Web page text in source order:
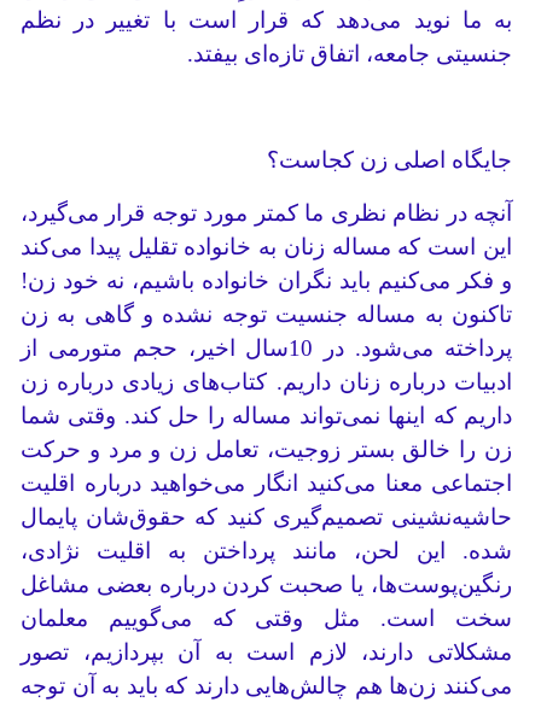
به ما نوید می‌دهد که قرار است با تغییر در نظم
جنسیتی جامعه، اتفاق تازه‌ای بیفتد.
جایگاه اصلی زن کجاست؟
آنچه در نظام نظری ما کمتر مورد توجه قرار می‌گیرد،
این است که مساله زنان به خانواده تقلیل پیدا می‌کند
و فکر می‌کنیم باید نگران خانواده باشیم، نه خود زن!
تاکنون به مساله جنسیت توجه نشده و گاهی به زن
پرداخته می‌شود. در 10سال اخیر، حجم متورمی از
ادبیات درباره زنان داریم. کتاب‌های زیادی درباره زن
داریم که اینها نمی‌تواند مساله را حل کند. وقتی شما
زن را خالق بستر زوجیت، تعامل زن و مرد و حرکت
اجتماعی معنا می‌کنید انگار می‌خواهید درباره اقلیت
حاشیه‌نشینی تصمیم‌گیری کنید که حقوق‌شان پایمال
شده. این لحن، مانند پرداختن به اقلیت نژادی،
رنگین‌پوست‌ها، یا صحبت کردن درباره بعضی مشاغل
سخت است. مثل وقتی که می‌گوییم معلمان
مشکلاتی دارند، لازم است به آن بپردازیم، تصور
می‌کنند زن‌ها هم چالش‌هایی دارند که باید به آن توجه